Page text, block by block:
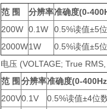
范 围
分辨率准确度(0-
200W 0.1W 0.5%读值±5
2000W1W 0.5%读值±5
电压 (VOLTAGE; True
范 围 分辨率准确度(0-
200V0.1V 0.5%读值±4位